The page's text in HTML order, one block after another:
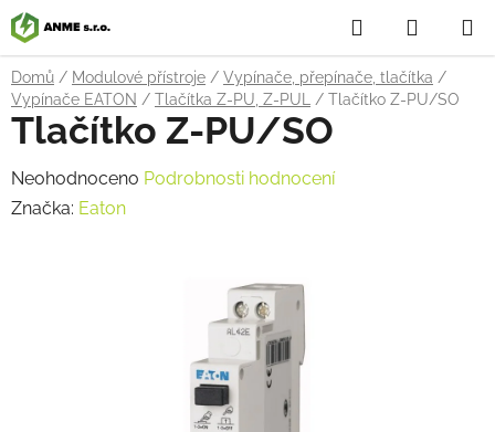
Přejít
na
obsah
Hledat
KOŠÍK
Domů / Modulové přístroje / Vypínače, přepínače, tlačítka /
Vypínače EATON / Tlačítka Z-PU, Z-PUL / Tlačítko Z-PU/SO
Tlačítko Z-PU/SO
Průměrné
hodnocení
Neohodnoceno Podrobnosti hodnocení
Značka: Eaton